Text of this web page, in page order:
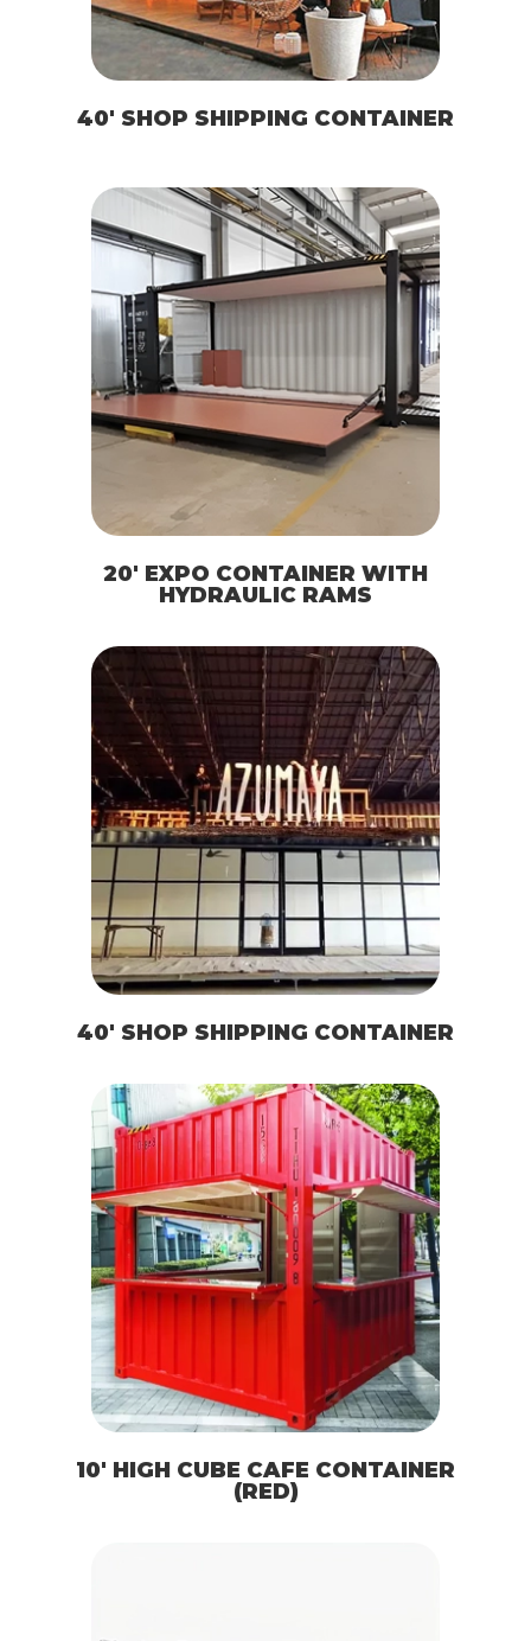
40′ SHOP SHIPPING CONTAINER
20′ EXPO CONTAINER WITH
HYDRAULIC RAMS
40′ SHOP SHIPPING CONTAINER
10′ HIGH CUBE CAFE CONTAINER
(RED)